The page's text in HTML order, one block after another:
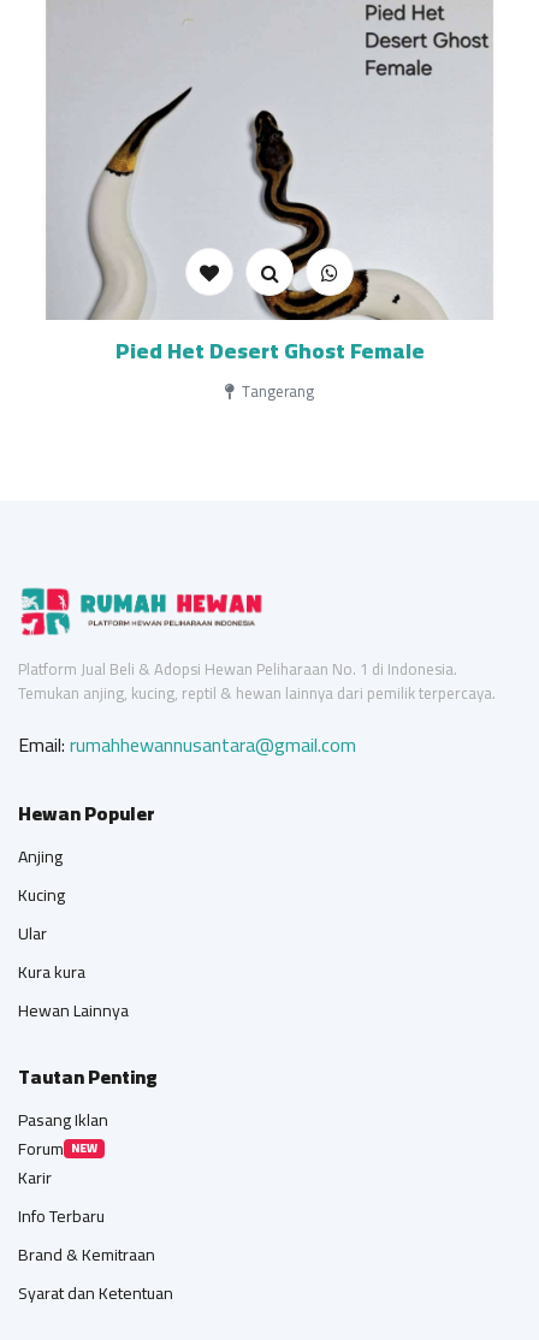
Pied Het Desert Ghost Female
Tangerang
Platform Jual Beli & Adopsi Hewan Peliharaan No. 1 di Indonesia.
Temukan anjing, kucing, reptil & hewan lainnya dari pemilik terpercaya.
Email:rumahhewannusantara@gmail.com
Hewan Populer
Anjing
Kucing
Ular
Kura kura
Hewan Lainnya
Tautan Penting
Pasang Iklan
Forum NEW
Karir
Info Terbaru
Brand & Kemitraan
Syarat dan Ketentuan